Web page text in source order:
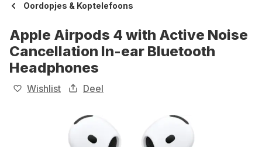
Oordopjes & Koptelefoons
Apple Airpods 4 with Active Noise
Cancellation In-ear Bluetooth
Headphones
Wishlist Deel